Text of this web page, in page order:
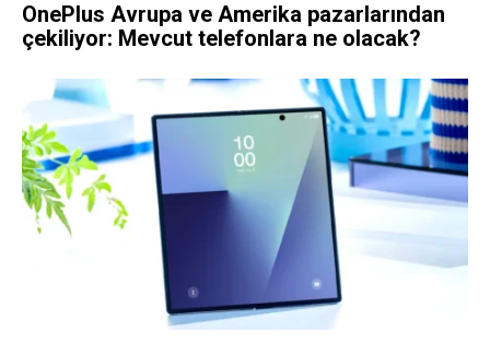
OnePlus Avrupa ve Amerika pazarlarından
çekiliyor: Mevcut telefonlara ne olacak?